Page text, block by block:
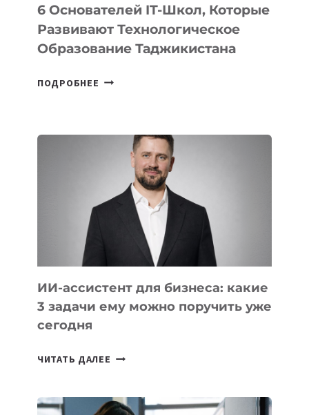
6 Основателей IT-Школ, Которые
Развивают Технологическое
Образование Таджикистана
ПОДРОБНЕЕ 6
КОТОРЫЕ
РАЗВИВАЮТ
ТЕХНОЛОГИЧЕСКОЕ
ОБРАЗОВАНИЕ
ТАДЖИКИСТАНА
ИИ-ассистент для бизнеса: какие
3 задачи ему можно поручить уже
сегодня
ЧИТАТЬ ДАЛЕЕ ИИ-
БИЗНЕСА: